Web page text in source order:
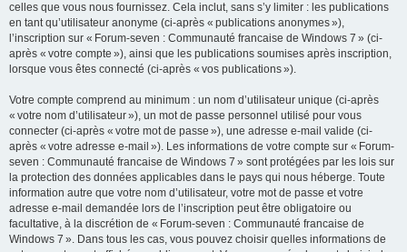
celles que vous nous fournissez. Cela inclut, sans s’y limiter : les publications
en tant qu’utilisateur anonyme (ci-après « publications anonymes »),
l’inscription sur « Forum-seven : Communauté francaise de Windows 7 » (ci-
après « votre compte »), ainsi que les publications soumises après inscription,
lorsque vous êtes connecté (ci-après « vos publications »).
Votre compte comprend au minimum : un nom d’utilisateur unique (ci-après
« votre nom d’utilisateur »), un mot de passe personnel utilisé pour vous
connecter (ci-après « votre mot de passe »), une adresse e-mail valide (ci-
après « votre adresse e-mail »). Les informations de votre compte sur « Forum-
seven : Communauté francaise de Windows 7 » sont protégées par les lois sur
la protection des données applicables dans le pays qui nous héberge. Toute
information autre que votre nom d’utilisateur, votre mot de passe et votre
adresse e-mail demandée lors de l’inscription peut être obligatoire ou
facultative, à la discrétion de « Forum-seven : Communauté francaise de
Windows 7 ». Dans tous les cas, vous pouvez choisir quelles informations de